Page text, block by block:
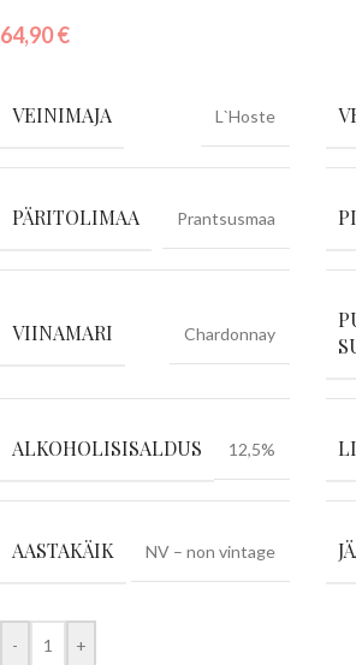
64,90€
VEINIMAJA L`Hoste
PÄRITOLIMAA Prantsusmaa
VIINAMARI Chardonnay
ALKOHOLISISALDUS 12,5%
AASTAKÄIK NV – non vintage
- +